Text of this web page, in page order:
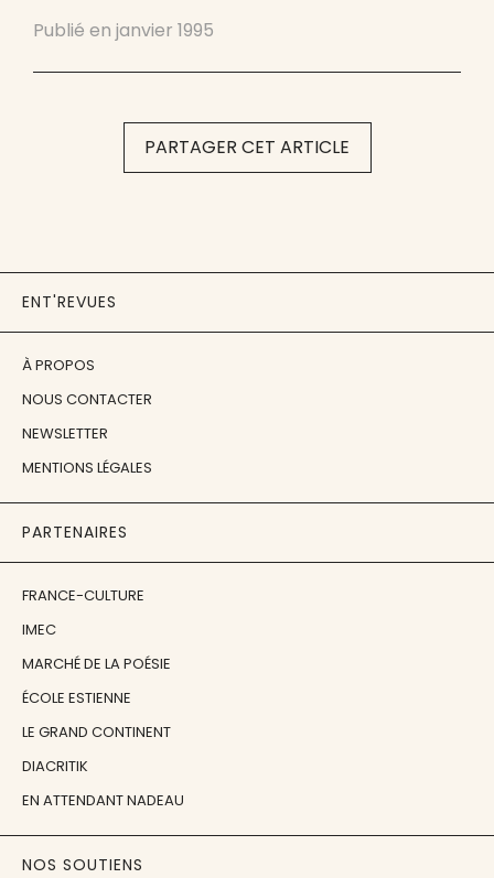
Publié en janvier 1995
PARTAGER CET ARTICLE
ENT'REVUES
À PROPOS
NOUS CONTACTER
NEWSLETTER
MENTIONS LÉGALES
PARTENAIRES
FRANCE-CULTURE
IMEC
MARCHÉ DE LA POÉSIE
ÉCOLE ESTIENNE
LE GRAND CONTINENT
DIACRITIK
EN ATTENDANT NADEAU
NOS SOUTIENS